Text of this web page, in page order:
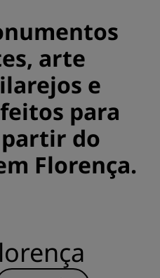
arte
e
para
do
Florença.